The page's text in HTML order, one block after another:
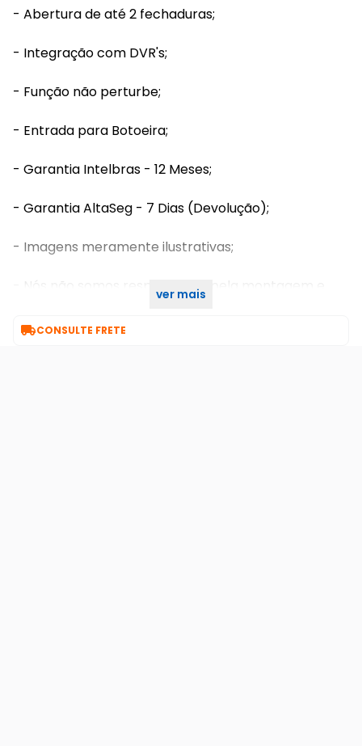
- Abertura de até 2 fechaduras;
- Integração com DVR's;
- Função não perturbe;
- Entrada para Botoeira;
- Garantia Intelbras - 12 Meses;
- Garantia AltaSeg - 7 Dias (Devolução);
- Imagens meramente ilustrativas;
- Nós não somos responsáveis pela montagem e
ver mais
CONSULTE FRETE